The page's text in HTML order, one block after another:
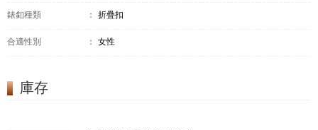
錶釦種類 ： 折疊扣
合適性別 ： 女性
庫存